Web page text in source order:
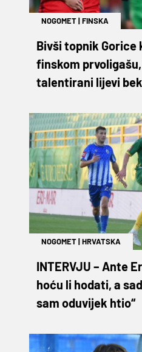
NOGOMET|FINSKA
Bivši topnik
finskom
talentirani lijevi
NOGOMET|HRVATSKA
INTERVJU – Ante
hoću li hodati, a
sam oduvijek htio“